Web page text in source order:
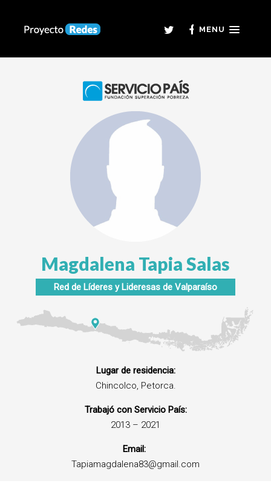
MENU
Magdalena Tapia Salas
Red de Líderes y Lideresas de Valparaíso
Lugar de residencia:
Chincolco, Petorca.
Trabajó con Servicio País:
2013 – 2021
Email:
Tapiamagdalena83@gmail.com